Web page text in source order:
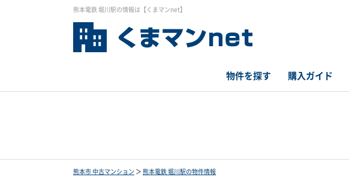
熊本電鉄 堀川駅の情報は【くまマンnet】
物件を探す 購入ガイド
熊本市 中古マンション ＞ 熊本電鉄 堀川駅の物件情報